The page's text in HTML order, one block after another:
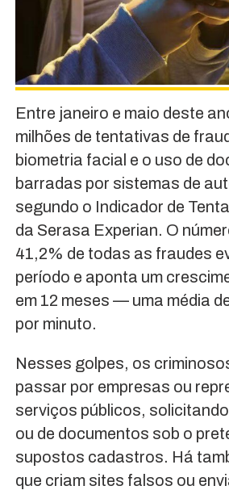
Entre janeiro e maio deste
milhões de tentativas de
biometria facial e o uso de
barradas por sistemas de
segundo o Indicador de
da Serasa Experian. O
41,2% de todas as fraudes
período e aponta um
em 12 meses — uma média
por minuto.
Nesses golpes, os
passar por empresas ou
serviços públicos,
ou de documentos sob o
supostos cadastros. Há
que criam sites falsos ou